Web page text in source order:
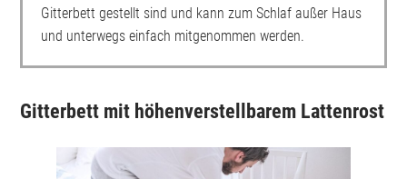
Gitterbett gestellt sind und kann zum Schlaf außer Haus
und unterwegs einfach mitgenommen werden.
Gitterbett mit höhenverstellbarem Lattenrost